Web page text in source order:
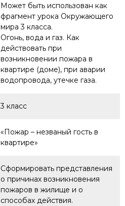
Может быть использован как
фрагмент урока Окружающего
мира 3 класса.
Огонь, вода и газ. Как
действовать при
возникновении пожара в
квартире (доме), при аварии
водопровода, утечке газа.
3 класс
«Пожар – незваный гость в
квартире»
Сформировать представления
о причинах возникновения
пожаров в жилище и о
способах действия.